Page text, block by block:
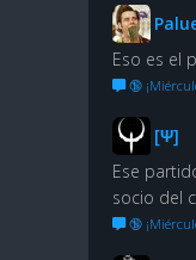
Eso es el
🔞
[Ψ]
Ese
socio del
🔞